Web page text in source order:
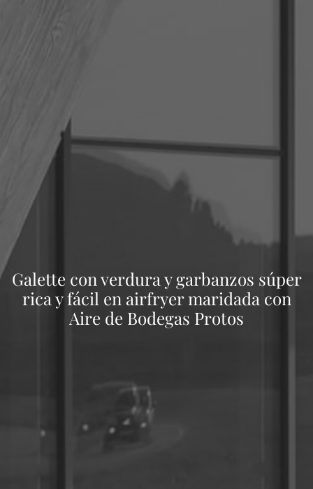
Galette con verdura y garbanzos súper
rica y fácil en airfryer maridada con
Aire de Bodegas Protos